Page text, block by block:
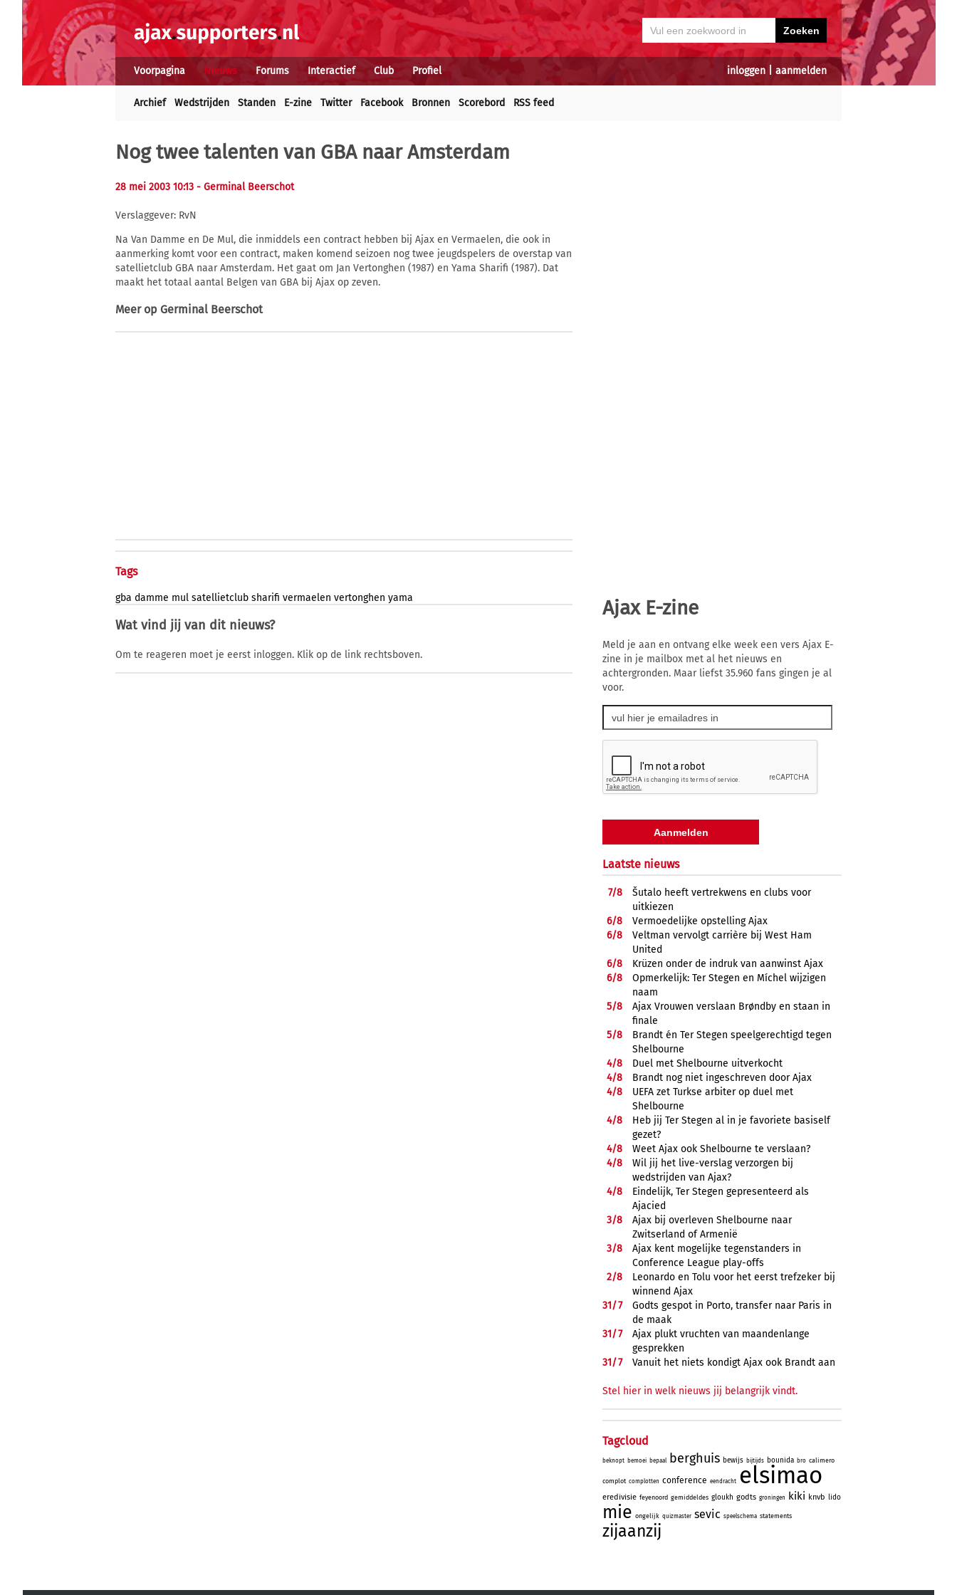
inloggen aanmelden
Voorpagina Nieuws Forums Interactief Club Profiel
Archief Wedstrijden Standen E-zine Twitter Facebook Bronnen Scorebord RSS feed
Nog twee talenten van GBA naar Amsterdam
28 mei 2003 10:13 - Germinal Beerschot
Verslaggever: RvN
Na Van Damme en De Mul, die inmiddels een contract hebben bij Ajax en Vermaelen, die ook in
aanmerking komt voor een contract, maken komend seizoen nog twee jeugdspelers de overstap van
satellietclub GBA naar Amsterdam. Het gaat om Jan Vertonghen (1987) en Yama Sharifi (1987). Dat
maakt het totaal aantal Belgen van GBA bij Ajax op zeven.
Meer op Germinal Beerschot
Tags
gba damme mul satellietclub sharifi vermaelen vertonghen yama
Wat vind jij van dit nieuws?
Om te reageren moet je eerst inloggen. Klik op de link rechtsboven.
Ajax E-zine
Meld je aan en ontvang elke week een vers Ajax E-
zine in je mailbox met al het nieuws en
achtergronden. Maar liefst 35.960 fans gingen je al
voor.
Laatste nieuws
7/8
Šutalo heeft vertrekwens en clubs voor
uitkiezen
6/8
Vermoedelijke opstelling Ajax
6/8
Veltman vervolgt carrière bij West Ham
United
6/8
Krüzen onder de indruk van aanwinst Ajax
6/8
Opmerkelijk: Ter Stegen en Míchel wijzigen
naam
5/8
Ajax Vrouwen verslaan Brøndby en staan in
finale
5/8
Brandt én Ter Stegen speelgerechtigd tegen
Shelbourne
4/8
Duel met Shelbourne uitverkocht
4/8
Brandt nog niet ingeschreven door Ajax
4/8
UEFA zet Turkse arbiter op duel met
Shelbourne
4/8
Heb jij Ter Stegen al in je favoriete basiself
gezet?
4/8
Weet Ajax ook Shelbourne te verslaan?
4/8
Wil jij het live-verslag verzorgen bij
wedstrijden van Ajax?
4/8
Eindelijk, Ter Stegen gepresenteerd als
Ajacied
3/8
Ajax bij overleven Shelbourne naar
Zwitserland of Armenië
3/8
Ajax kent mogelijke tegenstanders in
Conference League play-offs
2/8
Leonardo en Tolu voor het eerst trefzeker bij
winnend Ajax
31/7
Godts gespot in Porto, transfer naar Paris in
de maak
31/7
Ajax plukt vruchten van maandenlange
gesprekken
31/7 Vanuit het niets kondigt Ajax ook Brandt aan
Stel hier in welk nieuws jij belangrijk vindt.
Tagcloud
beknopt bemoei bepaal berghuis bewijs bijtijds bounida bro calimero
complot complotten conference eendracht elsimao
eredivisie feyenoord gemiddeldes gloukh godts groningen kiki knvb lido
mie ongelijk quizmaster sevic speelschema statements
zijaanzij